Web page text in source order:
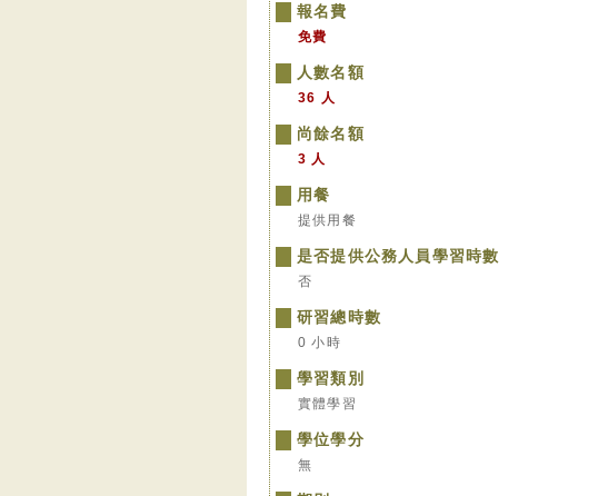
報名費
免費
人數名額
36 人
尚餘名額
3 人
用餐
提供用餐
是否提供公務人員學習時數
否
研習總時數
0 小時
學習類別
實體學習
學位學分
無